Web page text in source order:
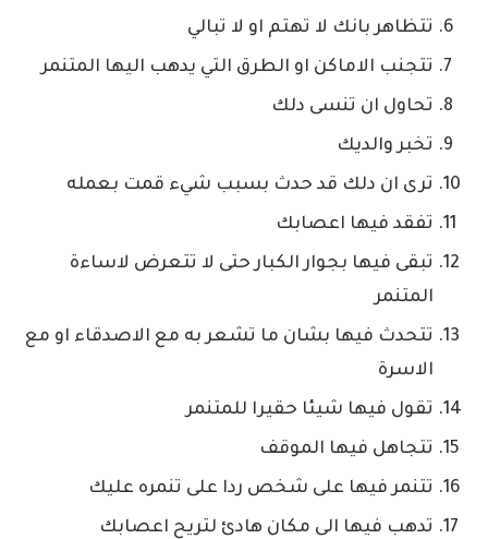
تتظاهر بانك لا تهتم او لا تبالي
تتجنب الاماكن او الطرق التي يدهب اليها المتنمر
تحاول ان تنسى دلك
تخبر والديك
ترى ان دلك قد حدث بسبب شيء قمت بعمله
تفقد فيها اعصابك
تبقى فيها بجوار الكبار حتى لا تتعرض لاساءة
المتنمر
تتحدث فيها بشان ما تشعر به مع الاصدقاء او مع
الاسرة
تقول فيها شيئا حقيرا للمتنمر
تتجاهل فيها الموقف
تتنمر فيها على شخص ردا على تنمره عليك
تدهب فيها الى مكان هادئ لتريح اعصابك